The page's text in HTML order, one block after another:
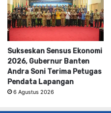
Sukseskan Sensus Ekonomi
2026, Gubernur Banten
Andra Soni Terima Petugas
Pendata Lapangan
6 Agustus 2026